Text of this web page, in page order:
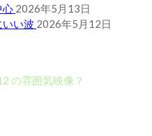
心 2026年5月13日
い波 2026年5月12日
の雰囲気映像？